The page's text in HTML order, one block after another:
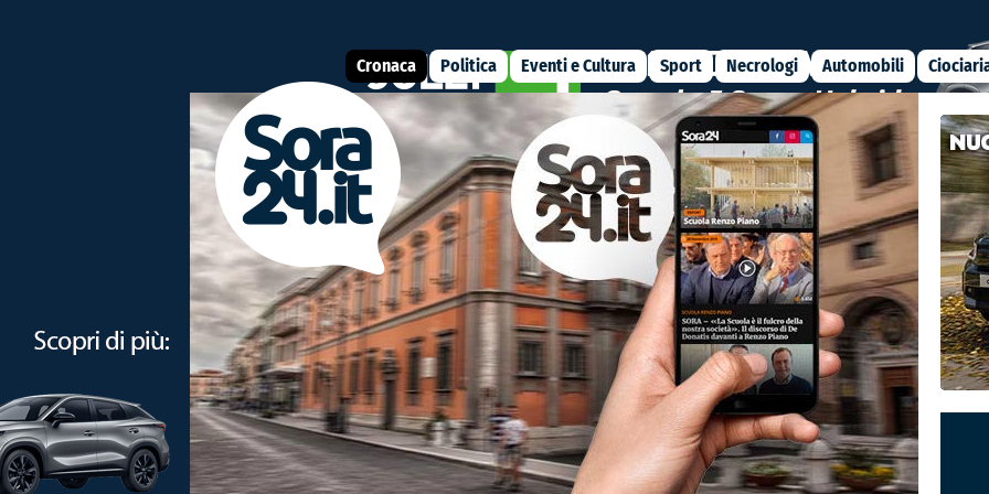
Cronaca Politica Eventi e Cultura Sport Necrologi Automobili